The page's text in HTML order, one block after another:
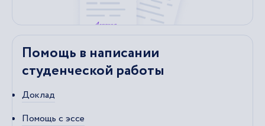
Помощь в написании
студенческой работы
Доклад
Помощь с эссе